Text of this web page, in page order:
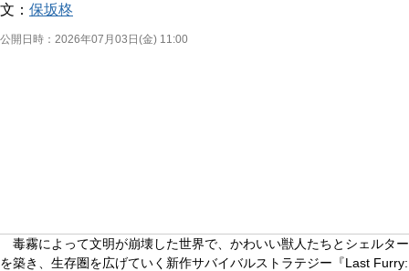
文： 保坂柊
公開日時： 2026年07月03日(金) 11:00
毒霧によって文明が崩壊した世界で、かわいい獣人たちとシェルター
を築き、生存圏を広げていく新作サバイバルストラテジー『Last Furry: